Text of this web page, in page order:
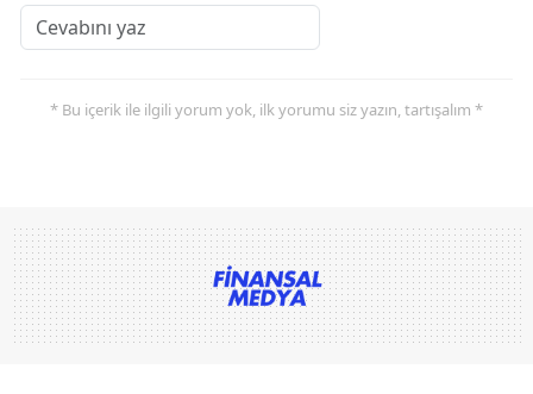
* Bu içerik ile ilgili yorum yok, ilk yorumu siz yazın, tartışalım *